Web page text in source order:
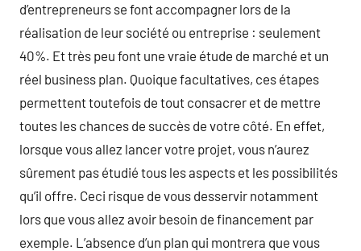
d’entrepreneurs se font accompagner lors de la
réalisation de leur société ou entreprise : seulement
40%. Et très peu font une vraie étude de marché et un
réel business plan. Quoique facultatives, ces étapes
permettent toutefois de tout consacrer et de mettre
toutes les chances de succès de votre côté. En effet,
lorsque vous allez lancer votre projet, vous n’aurez
sûrement pas étudié tous les aspects et les possibilités
qu’il offre. Ceci risque de vous desservir notamment
lors que vous allez avoir besoin de financement par
exemple. L’absence d’un plan qui montrera que vous